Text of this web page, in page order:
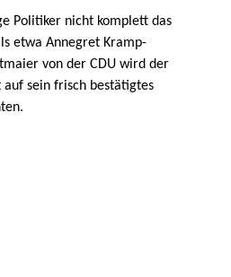
Politiker nicht komplett das
etwa Annegret Kramp-
von der CDU wird der
auf sein frisch bestätigtes